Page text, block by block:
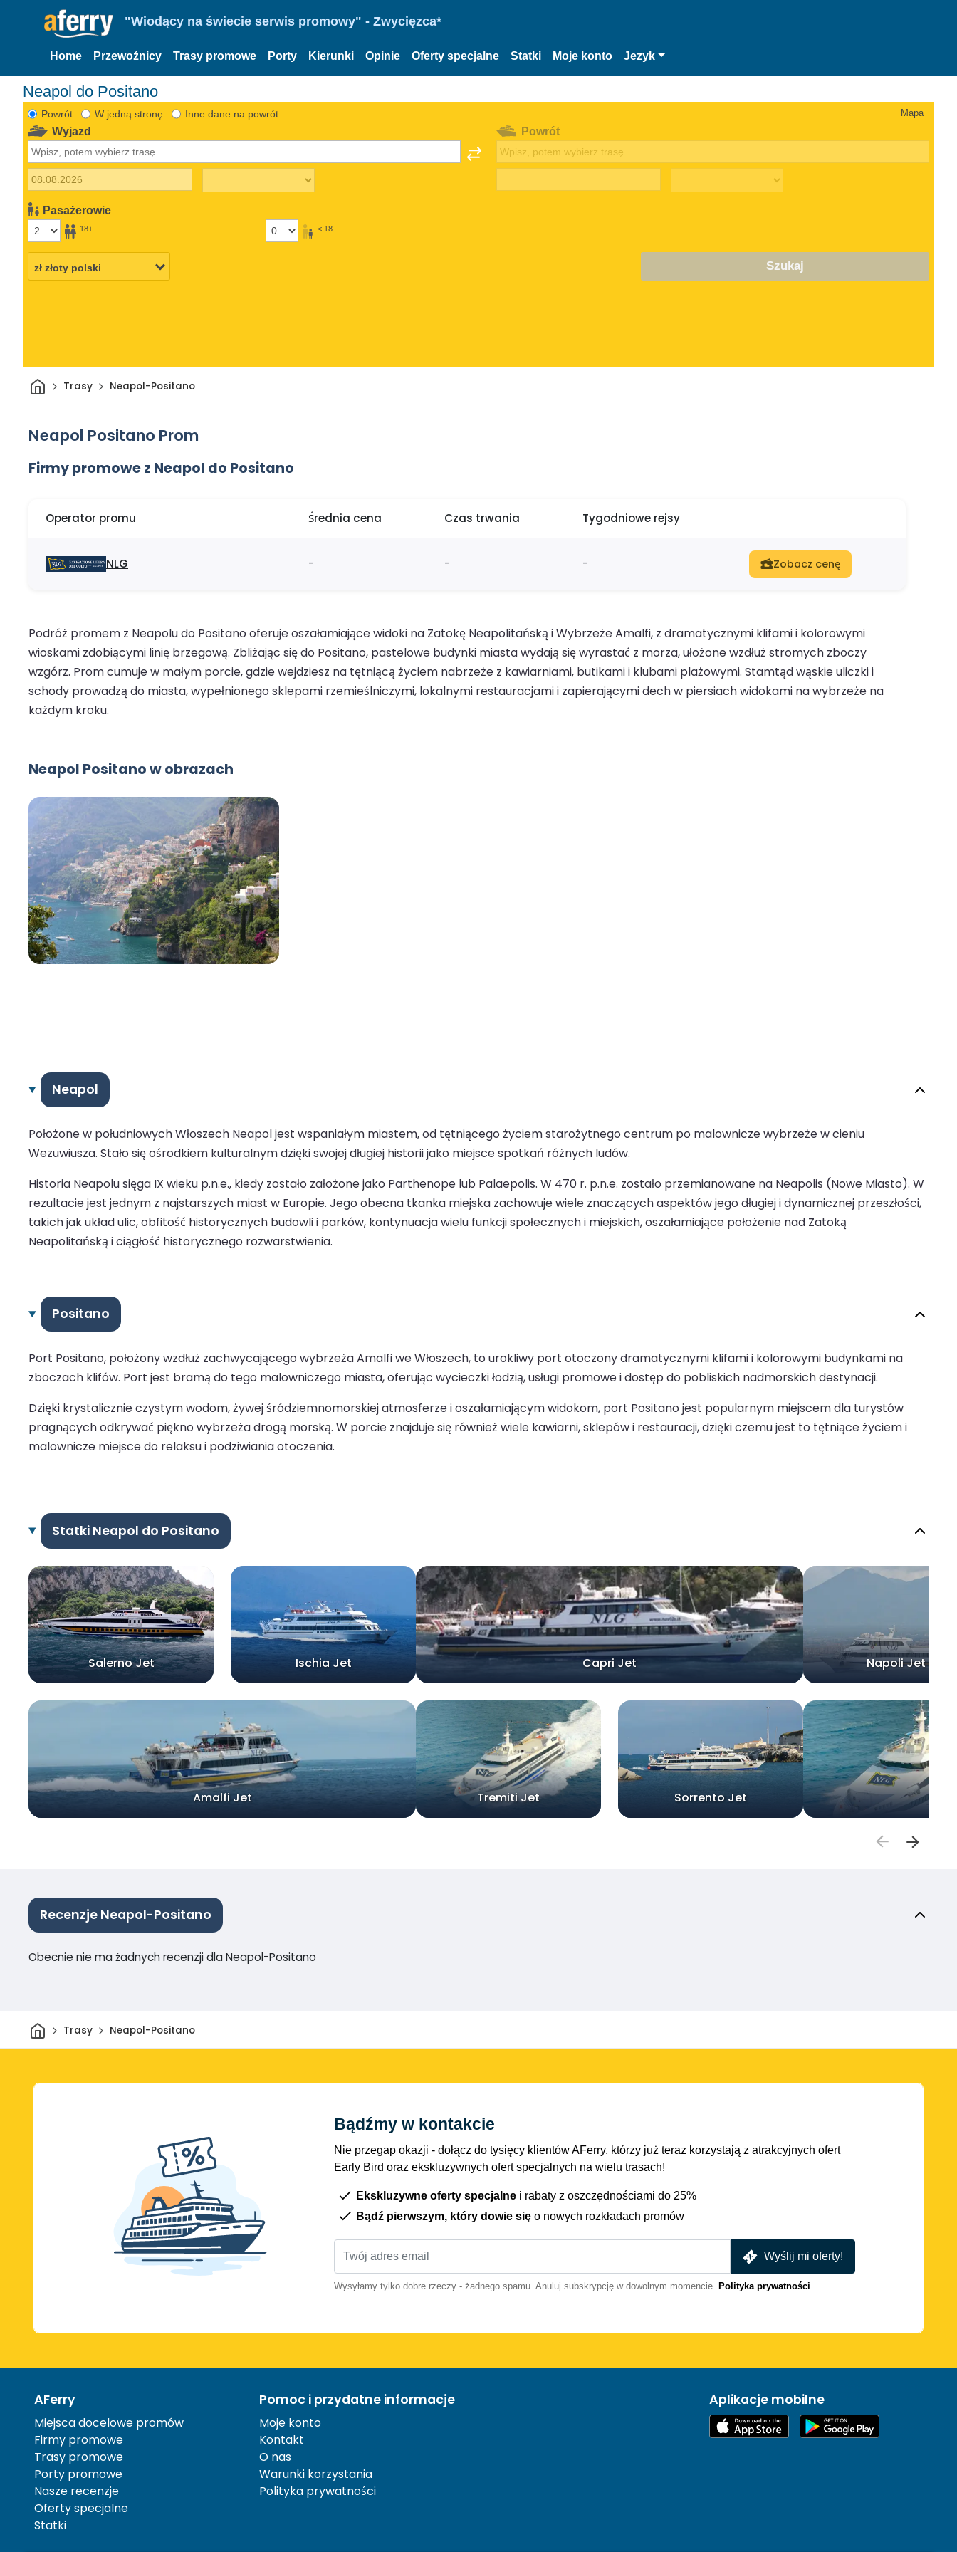
"Wiodący na świecie serwis promowy" - Zwycięzca*
Home Przewoźnicy Trasy promowe Porty Kierunki Opinie Oferty specjalne Statki Moje konto Jezyk
Neapol do Positano
Powrót W jedną stronę Inne dane na powrót Mapa
Wyjazd
Pasażerowie
18+ < 18
Powrót
Szukaj
DomTrasy Neapol-Positano
Neapol Positano Prom
Firmy promowe z Neapol do Positano
Operator promu Średnia cena Czas trwania Tygodniowe rejsy
NLG - - - Zobacz cenę
Podróż promem z Neapolu do Positano oferuje oszałamiające widoki na Zatokę Neapolitańską i Wybrzeże Amalfi, z dramatycznymi klifami i kolorowymi
wioskami zdobiącymi linię brzegową. Zbliżając się do Positano, pastelowe budynki miasta wydają się wyrastać z morza, ułożone wzdłuż stromych zboczy
wzgórz. Prom cumuje w małym porcie, gdzie wejdziesz na tętniącą życiem nabrzeże z kawiarniami, butikami i klubami plażowymi. Stamtąd wąskie uliczki i
schody prowadzą do miasta, wypełnionego sklepami rzemieślniczymi, lokalnymi restauracjami i zapierającymi dech w piersiach widokami na wybrzeże na
każdym kroku.
Neapol Positano w obrazach
Neapol
Położone w południowych Włoszech Neapol jest wspaniałym miastem, od tętniącego życiem starożytnego centrum po malownicze wybrzeże w cieniu
Wezuwiusza. Stało się ośrodkiem kulturalnym dzięki swojej długiej historii jako miejsce spotkań różnych ludów.
Historia Neapolu sięga IX wieku p.n.e., kiedy zostało założone jako Parthenope lub Palaepolis. W 470 r. p.n.e. zostało przemianowane na Neapolis (Nowe Miasto). W
rezultacie jest jednym z najstarszych miast w Europie. Jego obecna tkanka miejska zachowuje wiele znaczących aspektów jego długiej i dynamicznej przeszłości,
takich jak układ ulic, obfitość historycznych budowli i parków, kontynuacja wielu funkcji społecznych i miejskich, oszałamiające położenie nad Zatoką
Neapolitańską i ciągłość historycznego rozwarstwienia.
Positano
Port Positano, położony wzdłuż zachwycającego wybrzeża Amalfi we Włoszech, to urokliwy port otoczony dramatycznymi klifami i kolorowymi budynkami na
zboczach klifów. Port jest bramą do tego malowniczego miasta, oferując wycieczki łodzią, usługi promowe i dostęp do pobliskich nadmorskich destynacji.
Dzięki krystalicznie czystym wodom, żywej śródziemnomorskiej atmosferze i oszałamiającym widokom, port Positano jest popularnym miejscem dla turystów
pragnących odkrywać piękno wybrzeża drogą morską. W porcie znajduje się również wiele kawiarni, sklepów i restauracji, dzięki czemu jest to tętniące życiem i
malownicze miejsce do relaksu i podziwiania otoczenia.
Statki Neapol do Positano
Salerno Jet Ischia Jet
Amalfi Jet
Capri Jet
Tremiti Jet Sorrento Jet
Napoli Jet
Recenzje Neapol-Positano
Obecnie nie ma żadnych recenzji dla Neapol-Positano
DomTrasy Neapol-Positano
Bądźmy w kontakcie
Nie przegap okazji - dołącz do tysięcy klientów AFerry, którzy już teraz korzystają z atrakcyjnych ofert
Early Bird oraz ekskluzywnych ofert specjalnych na wielu trasach!
Ekskluzywne oferty specjalne i rabaty z oszczędnościami do 25%
Bądź pierwszym, który dowie się o nowych rozkładach promów
Wyślij mi oferty!
Wysyłamy tylko dobre rzeczy - żadnego spamu. Anuluj subskrypcję w dowolnym momencie. Polityka prywatności
AFerry
Miejsca docelowe promów
Firmy promowe
Trasy promowe
Porty promowe
Nasze recenzje
Oferty specjalne
Statki
Pomoc i przydatne informacje
Moje konto
Kontakt
O nas
Warunki korzystania
Polityka prywatności
Aplikacje mobilne